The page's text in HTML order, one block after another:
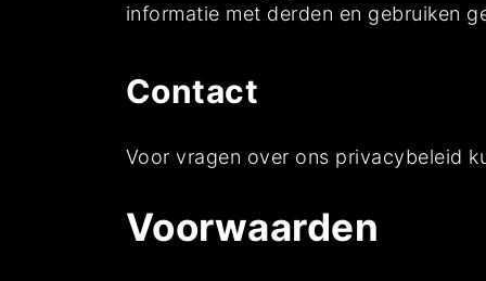
informatie met derden en gebruiken
Contact
Voor vragen over ons privacybeleid
Voorwaarden